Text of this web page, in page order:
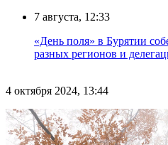
7 августа, 12:33
«День поля» в Бурятии
разных регионов и
4 октября 2024, 13:44